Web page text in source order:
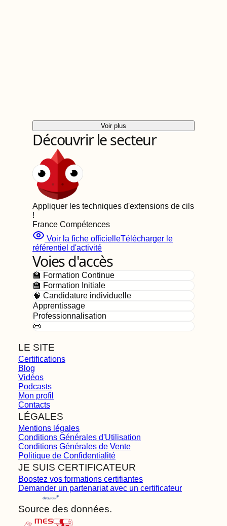
Voir plus
Découvrir le secteur
Appliquer les techniques d'extensions de cils
!
France Compétences
Voir la fiche officielleTélécharger le
référentiel d'activité
Voies d'accès
🏫 Formation Continue
🏫 Formation Initiale
🧠 Candidature individuelle
Apprentissage
Professionnalisation
📜
LE SITE
Certifications
Blog
Vidéos
Podcasts
Mon profil
Contacts
LÉGALES
Mentions légales
Conditions Générales d'Utilisation
Conditions Générales de Vente
Politique de Confidentialité
JE SUIS CERTIFICATEUR
Boostez vos formations certifiantes
Demander un partenariat avec un certificateur
Source des données.